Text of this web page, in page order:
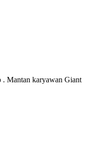
Mantan karyawan Giant